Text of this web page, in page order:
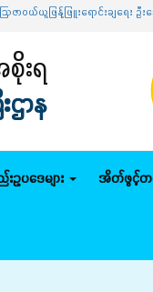
ြူးရောင်းချရေး ဦးဆောင်ကော်
းရ
ဌာန
ဥပဒေများ အိတ်ဖွင့်တင်